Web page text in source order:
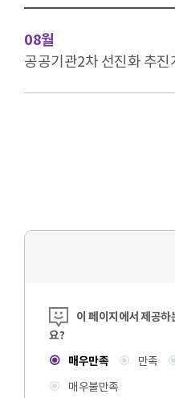
08월
공공기관2차 선진화 추진
콘텐츠 만족도 조사
이 페이지에서 제공
요?
매우만족
만족
매우불만족